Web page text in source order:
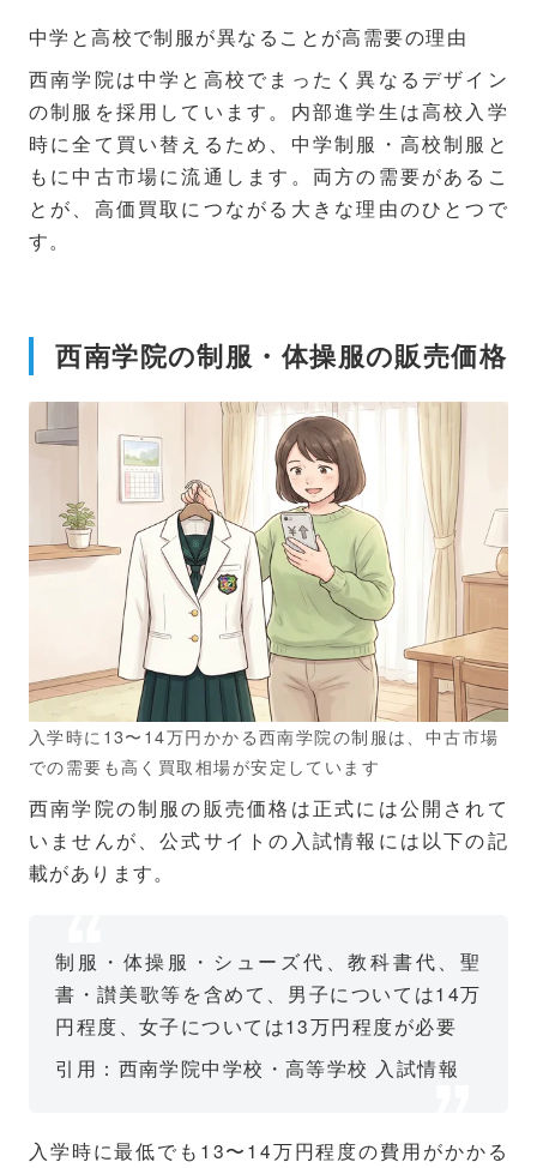
中学と高校で制服が異なることが高需要の理由
西南学院は中学と高校でまったく異なるデザイン
の制服を採用しています。内部進学生は高校入学
時に全て買い替えるため、中学制服・高校制服と
もに中古市場に流通します。両方の需要があるこ
とが、高価買取につながる大きな理由のひとつで
す。
西南学院の制服・体操服の販売価格
入学時に13〜14万円かかる西南学院の制服は、中古市場
での需要も高く買取相場が安定しています
西南学院の制服の販売価格は正式には公開されて
いませんが、公式サイトの入試情報には以下の記
載があります。
制服・体操服・シューズ代、教科書代、聖
書・讃美歌等を含めて、男子については14万
円程度、女子については13万円程度が必要
引用：西南学院中学校・高等学校 入試情報
入学時に最低でも13〜14万円程度の費用がかかる